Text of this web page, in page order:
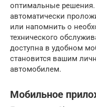
оптимальные
автоматически
или напомнить о
технического
доступна в удобном
становится вашим
автомобилем.
Мобильное